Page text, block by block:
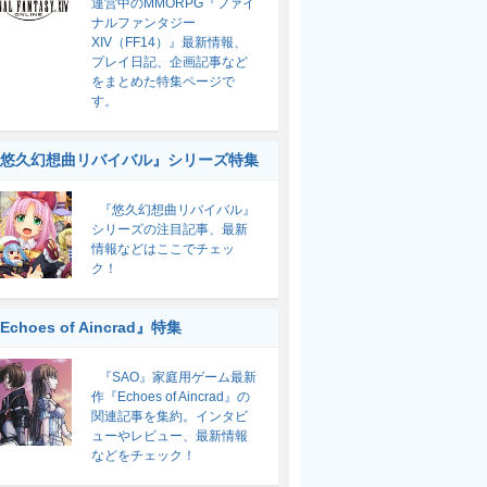
運営中のMMORPG『ファイ
ナルファンタジー
XIV（FF14）』最新情報、
プレイ日記、企画記事など
をまとめた特集ページで
す。
久幻想曲リバイバル』シリーズ特集
『悠久幻想曲リバイバル』
シリーズの注目記事、最新
情報などはここでチェッ
ク！
of Aincrad』特集
『SAO』家庭用ゲーム最新
作『Echoes of Aincrad』の
関連記事を集約。インタビ
ューやレビュー、最新情報
などをチェック！